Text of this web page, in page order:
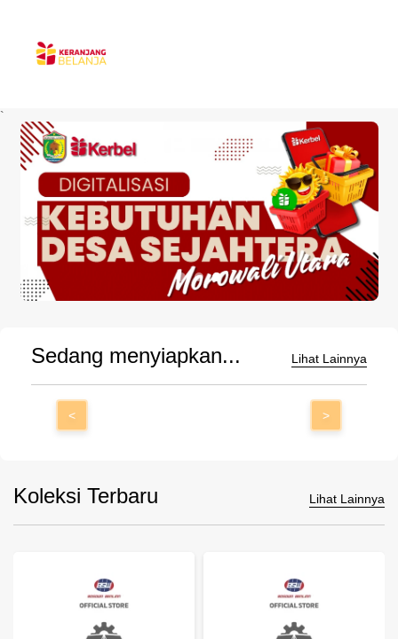
`
Sedang menyiapkan... Lihat Lainnya
< >
Koleksi Terbaru Lihat Lainnya